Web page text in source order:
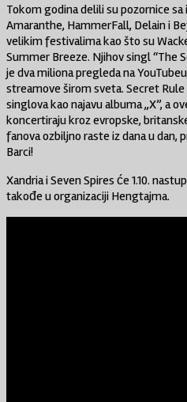
Tokom godina delili su pozornice
Amaranthe, HammerFall, Delain i
velikim festivalima kao što su
Summer Breeze. Njihov singl “The
je dva miliona pregleda na
streamove širom sveta. Secret
singlova kao najavu albuma „X”, a
koncertiraju kroz evropske,
fanova ozbiljno raste iz dana u dan,
Barci!
Xandria i Seven Spires će 1.10.
takođe u organizaciji Hengtajma.